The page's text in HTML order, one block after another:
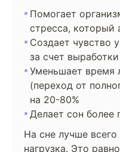
Помогает
стресса, который
Создает чувство
за счет
Уменьшает время
(переход от
на 20-80%
Делает сон более
На сне лучше
нагрузка. Это